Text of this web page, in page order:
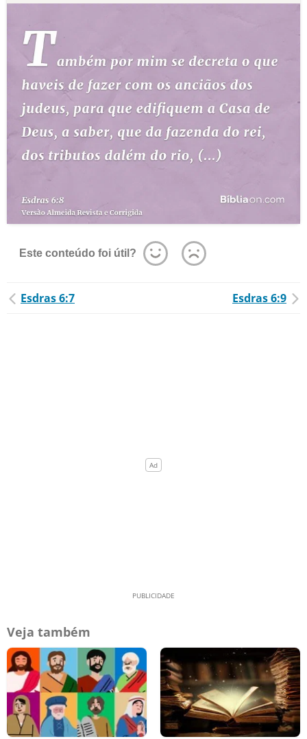
Este conteúdo foi útil?
Esdras 6:7 Esdras 6:9
Veja também